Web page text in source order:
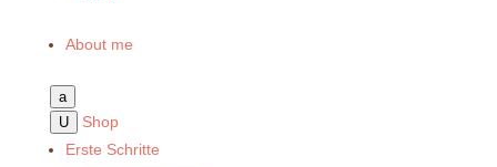
About me
a
U
Shop
Erste Schritte